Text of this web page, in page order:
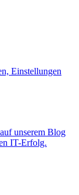
Einstellungen
unserem Blog
IT-Erfolg.